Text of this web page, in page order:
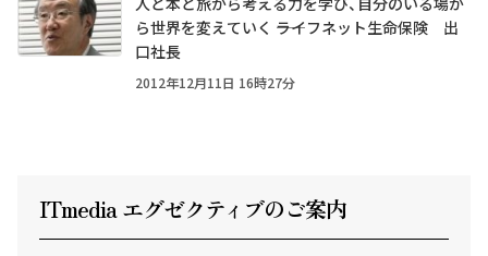
ら世界を変えていく ――ライフネット生命保険 出
口社長
2012年12月11日 16時27分
ITmedia エグゼクティ ブのご案内